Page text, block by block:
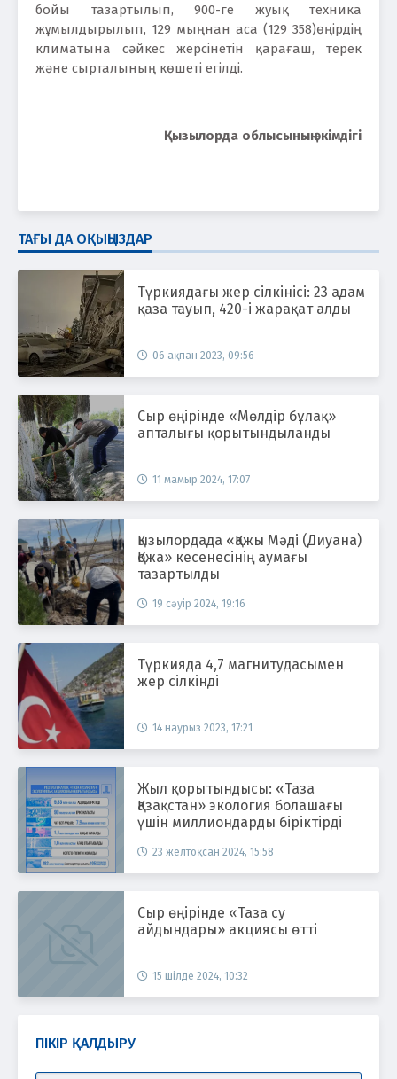
бойы тазартылып, 900-ге жуық техника
жұмылдырылып, 129 мыңнан аса (129 358)өңірдің
климатына сәйкес жерсінетін қарағаш, терек
және сырталының көшеті егілді.
Қызылорда облысының әкімдігі
ТАҒЫ ДА ОҚЫҢЫЗДАР
Түркиядағы жер сілкінісі: 23 адам
қаза тауып, 420-і жарақат алды
06 ақпан 2023, 09:56
Сыр өңірінде «Мөлдір бұлақ»
апталығы қорытындыланды
11 мамыр 2024, 17:07
Қызылордада «Қажы Мәді (Диуана)
Қожа» кесенесінің аумағы
тазартылды
19 сәуір 2024, 19:16
Түркияда 4,7 магнитудасымен
жер сілкінді
14 наурыз 2023, 17:21
Жыл қорытындысы: «Таза
Қазақстан» экология болашағы
үшін миллиондарды біріктірді
23 желтоқсан 2024, 15:58
Сыр өңірінде «Таза су
айдындары» акциясы өтті
15 шілде 2024, 10:32
ПІКІР ҚАЛДЫРУ